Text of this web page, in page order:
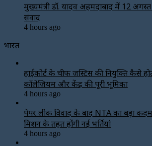
मुख्यमंत्री डॉ. यादव अहमदाबाद में 12
संवाद
4 hours ago
भारत
हाईकोर्ट के चीफ जस्टिस की नियुक्ति कैसे
कॉलेजियम और केंद्र की पूरी भूमिका
4 hours ago
पेपर लीक विवाद के बाद NTA का बड़ा
मिशन के तहत होंगी नई भर्तियां
4 hours ago